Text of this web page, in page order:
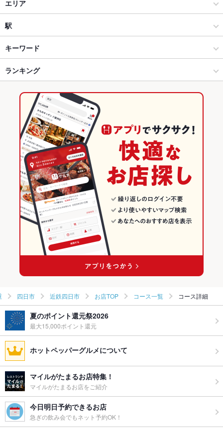
居酒屋
創作
四日市 × 居酒屋
四日市 × 創作
近鉄四日市駅 × 居酒屋
近鉄四日市駅 × 創作
ダイニングバー・バル
和風・創作
四日市 × ダイニングバー・バル
四日市 × 和風・創作
近鉄四日市駅 × ダイニングバー・バル
近鉄四日市駅 × 和風・創作
エリア
近鉄四日市
近鉄四日市 × 居酒屋
近鉄四日市 × 創作
近鉄四日市 × ダイニングバー・バル
近鉄四日市 × 和風・創作
三重 × 居酒屋
三重 × 創作
三重 × ダイニングバー・バル
三重 × 和風・創作
駅
あすなろう四日市駅
近鉄四日市駅
四日市駅
キーワード
卵焼き からあげ
デザート アヒージョ
ランキング
三重のグルメランキング
三重の居酒屋ランキング
四日市のグルメランキング
四日市の居酒屋ランキング
近鉄四日市のグルメランキング
近鉄四日市の居酒屋ランキング
四日市 近鉄四日市 お店TOP コース一覧 コース詳細
夏のポイント還元祭2026
最大15,000ポイント還元
ホットペッパーグルメについて
マイルがたまるお店特集！
マイルがたまるお店をご紹介
今日明日予約できるお店
急ぎの飲み会でもネット予約OK！